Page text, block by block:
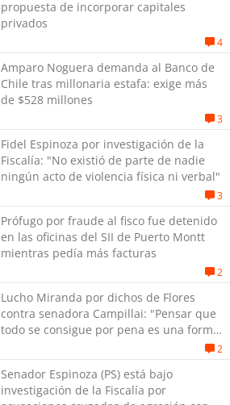
propuesta de incorporar capitales
privados
4
Amparo Noguera demanda al Banco de
Chile tras millonaria estafa: exige más
de $528 millones
3
Fidel Espinoza por investigación de la
Fiscalía: "No existió de parte de nadie
ningún acto de violencia física ni verbal"
3
Prófugo por fraude al fisco fue detenido
en las oficinas del SII de Puerto Montt
mientras pedía más facturas
2
Lucho Miranda por dichos de Flores
contra senadora Campillai: "Pensar que
todo se consigue por pena es una forma
2
Senador Espinoza (PS) está bajo
investigación de la Fiscalía por